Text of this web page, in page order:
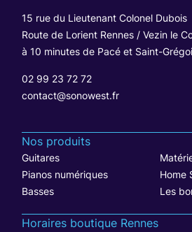
15 rue du Lieutenant Colonel Dubois
Route de Lorient Rennes / Vezin le
à 10 minutes de Pacé et Saint-
02 99 23 72 72
contact@sonowest.fr
Nos produits
Guitares
Pianos numériques
Home
Basses
Les
Horaires boutique Rennes